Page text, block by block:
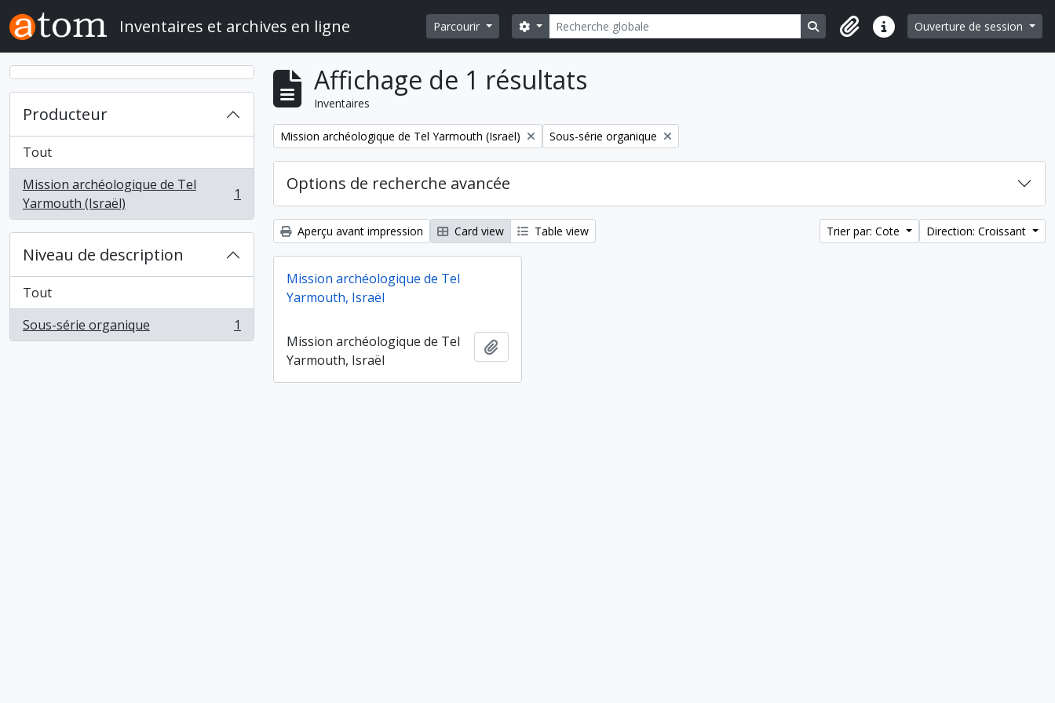
Skip to main content
Inventaires et archives en ligne Parcourir Rechercher
Search options Search in browse page
Liens rapidesOuverture de session
Producteur
Tout
Mission archéologique de Tel
Yarmouth (Israël)
, 1 résultats 1
Niveau de description
Tout
Sous-série organique
, 1 résultats 1
Affichage de 1 résultats
Inventaires
Remove filter:
Mission archéologique de Tel Yarmouth (Israël) Remove filter:
Sous-série organique
Options de recherche avancée
Aperçu avant impression Card view Table view Trier par: Cote Direction: Croissant
Mission archéologique de Tel
Yarmouth, Israël
Mission archéologique de Tel
Yarmouth, Israël